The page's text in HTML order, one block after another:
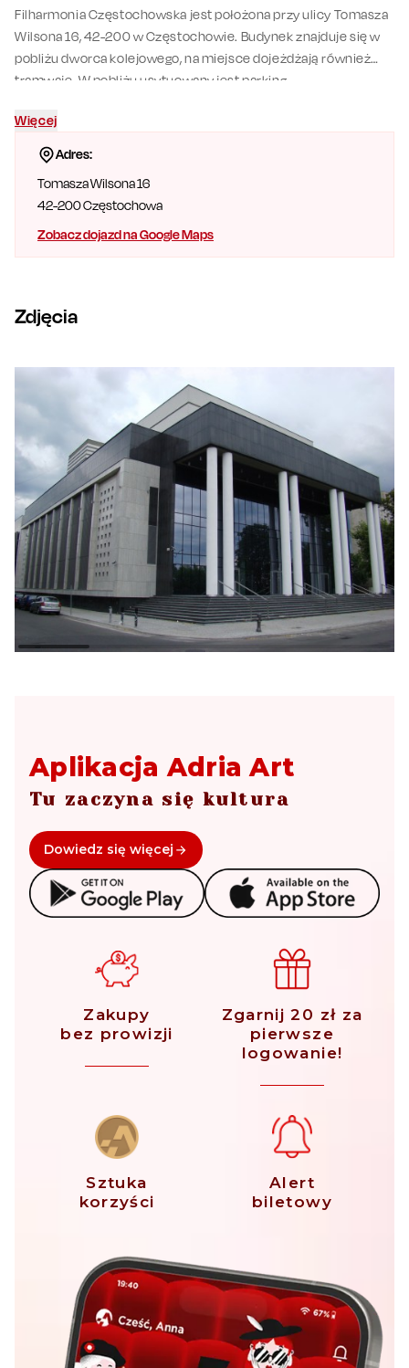
Adres:
Tomasza Wilsona 16
42-200Częstochowa
Zobacz dojazd na Google Maps
Filharmonia Częstochowska jest położona przy ulicy Tomasza
Wilsona 16, 42-200 w Częstochowie. Budynek znajduje się w
pobliżu dworca kolejowego, na miejsce dojeżdżają również
tramwaje. W pobliżu usytuowany jest parking.
Więcej
Zdjęcia
Aplikacja Adria Art
Tu zaczyna się kultura
Dowiedz się więcej
Zakupy
bez prowizji
Zgarnij 20 zł za
pierwsze
logowanie!
Sztuka
korzyści
Alert
biletowy